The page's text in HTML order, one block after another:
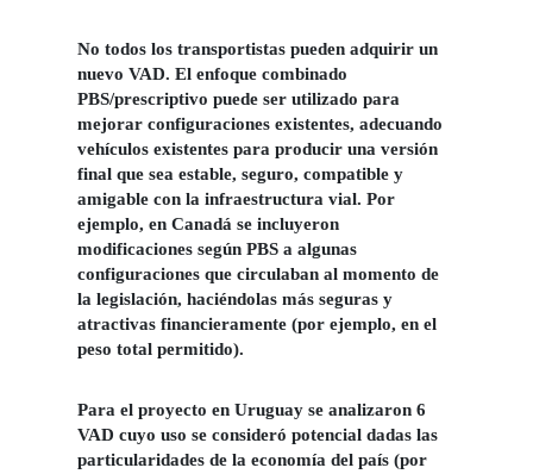
No todos los transportistas pueden adquirir un
nuevo VAD. El enfoque combinado
PBS/prescriptivo puede ser utilizado para
mejorar configuraciones existentes, adecuando
vehículos existentes para producir una versión
final que sea estable, seguro, compatible y
amigable con la infraestructura vial. Por
ejemplo, en Canadá se incluyeron
modificaciones según PBS a algunas
configuraciones que circulaban al momento de
la legislación, haciéndolas más seguras y
atractivas financieramente (por ejemplo, en el
peso total permitido).
Para el proyecto en Uruguay se analizaron 6
VAD cuyo uso se consideró potencial dadas las
particularidades de la economía del país (por